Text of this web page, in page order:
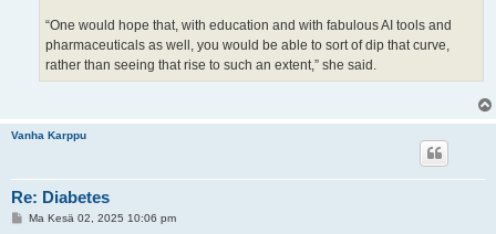
“One would hope that, with education and with fabulous AI tools and
pharmaceuticals as well, you would be able to sort of dip that curve,
rather than seeing that rise to such an extent,” she said.
Vanha Karppu
Re: Diabetes
VMa Kesä 02, 2025 10:06 pm